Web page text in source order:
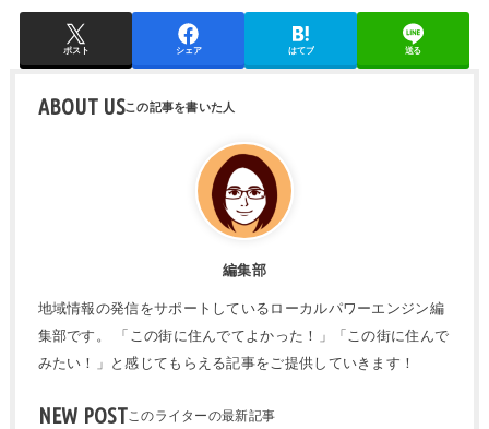
ポスト シェア はてブ 送る
ABOUT US
編集部
地域情報の発信をサポートしているローカルパワーエンジン編
集部です。 「この街に住んでてよかった！」「この街に住んで
みたい！」と感じてもらえる記事をご提供していきます！
NEW POST